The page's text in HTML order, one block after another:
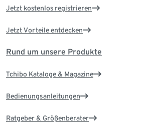
Jetzt kostenlos registrieren
Jetzt Vorteile entdecken
Rund um unsere Produkte
Tchibo Kataloge & Magazine
Bedienungsanleitungen
Ratgeber & Größenberater